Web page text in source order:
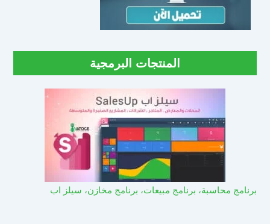
المنتجات البرمجية
برنامج محاسبة، برنامج مبيعات، برنامج مخازن، سيلز اب